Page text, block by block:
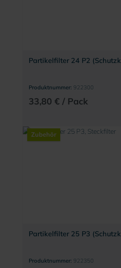
Partikelfilter 24 P2
Produktnummer: 922300
33,80 € / Pack
Zubehör
Partikelfilter 25 P3
Produktnummer: 922350